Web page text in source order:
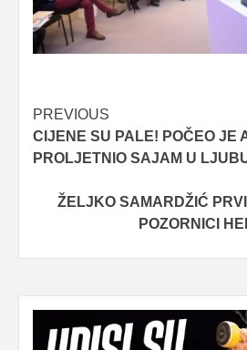
Post
navigation
PREVIOUS
CIJENE SU PALE! POČEO JE
PROLJETNIO SAJAM U
ŽELJKO SAMARDŽIĆ
POZORNICI